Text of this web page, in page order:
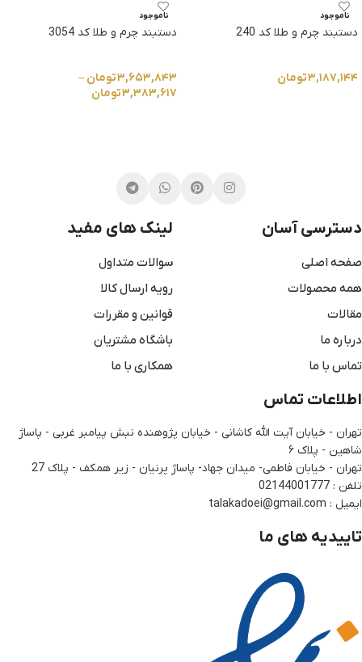
ناموجود
دستبند چرم و طلا کد 240
۳,۱۸۷,۱۴۴تومان
ناموجود
دستبند چرم و طلا کد 3054
۳,۶۵۳,۸۴۳تومان –
۳,۳۸۳,۶۱۷تومان
دسترسی آسان
صفحه اصلی
همه محصولات
مقالات
درباره ما
تماس با ما
لینک های مفید
سوالات متداول
رویه ارسال کالا
قوانین و مقررات
باشگاه مشتریان
همکاری با ما
اطلاعات تماس
تهران - خیابان آیت الله کاشانی - خیابان پژوهنده نبش پیامبر غربی - پاساژ
شاهین - پلاک ۶
تهران - خیابان فاطمی- میدان جهاد- پاساژ پرنیان - زیر همکف - پلاک 27
تلفن : 02144001777
ایمیل : talakadoei@gmail.com
تاییدیه های ما